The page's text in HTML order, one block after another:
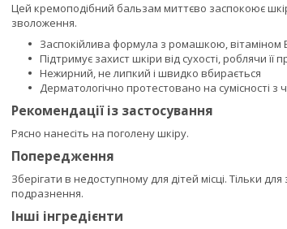
Цей кремоподібний бальзам миттєво заспокоює
зволоження.
Заспокійлива формула з ромашкою, вітаміном
Підтримує захист шкіри від сухості, роблячи
Нежирний, не липкий і швидко вбирається
Дерматологічно протестовано на сумісності з
Рекомендації із застосування
Рясно нанесіть на поголену шкіру.
Попередження
Зберігати в недоступному для дітей місці. Тільки
подразнення.
Інші інгредієнти